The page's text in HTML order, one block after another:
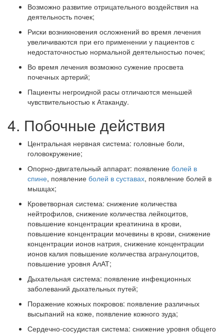
Возможно развитие отрицательного воздействия на
деятельность почек;
Риски возникновения осложнений во время лечения
увеличиваются при его применении у пациентов с
недостаточностью нормальной деятельностью почек;
Во время лечения возможно сужение просвета
почечных артерий;
Пациенты негроидной расы отличаются меньшей
чувствительностью к Атаканду.
4. Побочные действия
Центральная нервная система: головные боли,
головокружение;
Опорно-двигательный аппарат: появление болей в
спине, появление болей в суставах, появление болей в
мышцах;
Кроветворная система: снижение количества
нейтрофилов, снижение количества лейкоцитов,
повышение концентрации креатинина в крови,
повышение концентрации мочевины в крови, снижение
концентрации ионов натрия, снижение концентрации
ионов калия повышение количества агранулоцитов,
повышение уровня АлАТ;
Дыхательная система: появление инфекционных
заболеваний дыхательных путей;
Поражение кожных покровов: появление различных
высыпаний на коже, появление кожного зуда;
Сердечно-сосудистая система: снижение уровня общего